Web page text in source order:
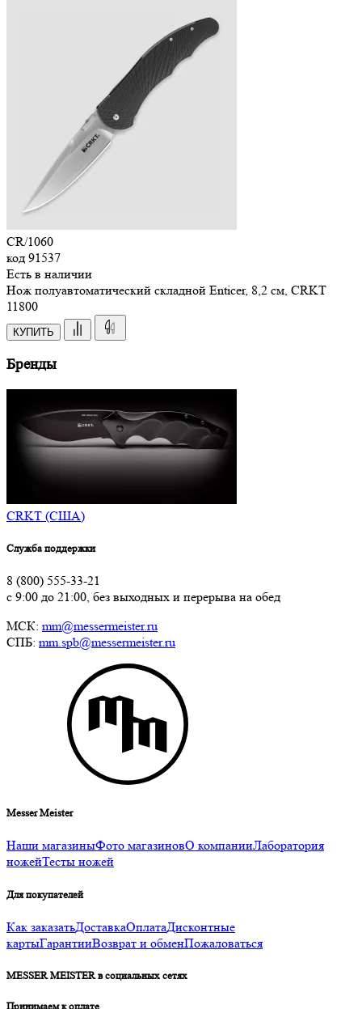
CR/1060
код 91537
Есть в наличии
Нож полуавтоматический складной Enticer, 8,2 см, CRKT
11800
КУПИТЬ
Бренды
CRKT (США)
Служба поддержки
8 (800) 555-33-21
с 9:00 до 21:00, без выходных и перерыва на обед
МСК: mm@messermeister.ru
СПБ: mm.spb@messermeister.ru
Messer Meister
Наши магазиныФото магазиновО компанииЛаборатория
ножейТесты ножей
Для покупателей
Как заказатьДоставкаОплатаДисконтные
картыГарантииВозврат и обменПожаловаться
MESSER MEISTER в социальных сетях
Принимаем к оплате